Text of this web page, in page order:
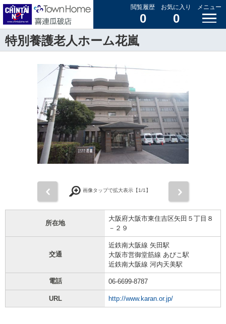
閲覧履歴
0
お気に入り
0
メニュー
特別養護老人ホーム花嵐
画像タップで拡大表示【1/1】
所在地
大阪府大阪市東住吉区矢田５丁目８
－２９
交通
近鉄南大阪線 矢田駅
大阪市営御堂筋線 あびこ駅
近鉄南大阪線 河内天美駅
電話 06-6699-8787
URL http://www.karan.or.jp/